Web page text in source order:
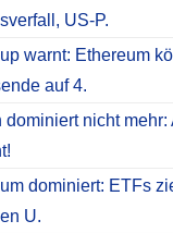
US-P.
warnt: Ethereum
auf 4.
dominiert nicht
dominiert: ETFs
U.